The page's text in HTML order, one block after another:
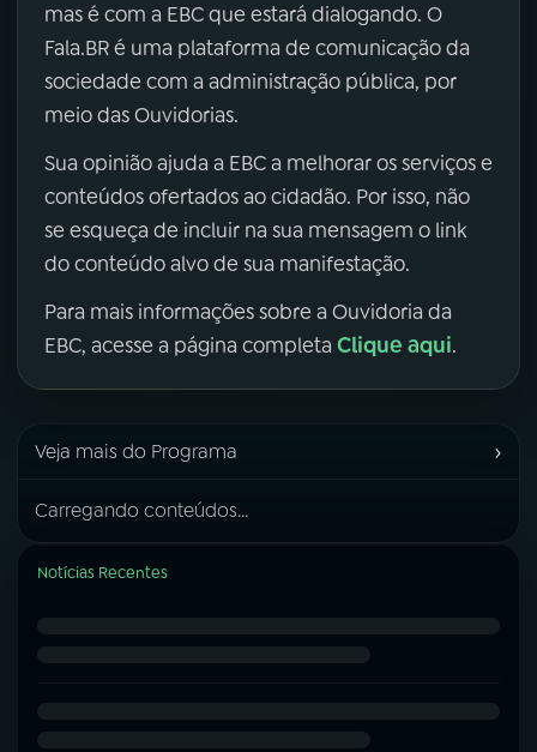
mas é com a EBC que estará dialogando. O
Fala.BR é uma plataforma de comunicação da
sociedade com a administração pública, por
meio das Ouvidorias.
Sua opinião ajuda a EBC a melhorar os serviços e
conteúdos ofertados ao cidadão. Por isso, não
se esqueça de incluir na sua mensagem o link
do conteúdo alvo de sua manifestação.
Para mais informações sobre a Ouvidoria da
EBC, acesse a página completa Clique aqui.
Veja mais do Programa ›
Carregando conteúdos...
Notícias Recentes